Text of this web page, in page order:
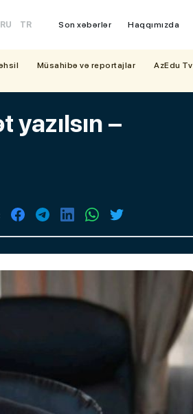
RU TR Son xəbərlər Haqqımızda
Müsahibə və reportajlar AzEdu Tv
–